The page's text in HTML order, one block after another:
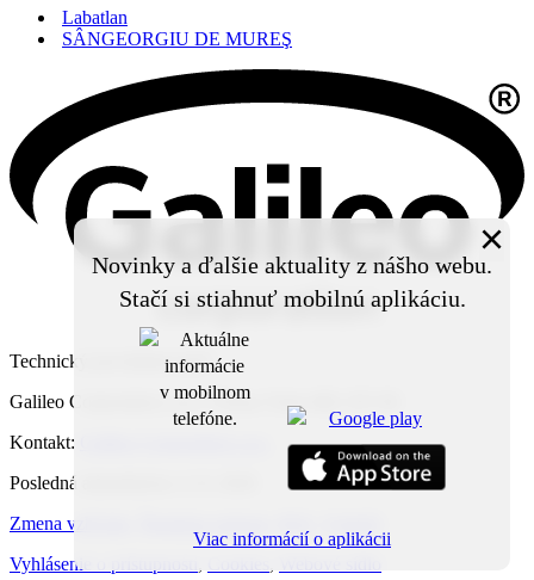
Novinky a ďalšie aktuality z nášho webu.
Stačí si stiahnuť mobilnú aplikáciu.
×
Viac informácií o aplikácii
Labatlan
SÂNGEORGIU DE MUREŞ
Technický prevádzkovateľ:
Galileo Corporation s.r.o., Čierna Voda 468, 925 06
Kontakt:
Posledná aktualizácia: 4. 8. 2026
Zmena vzhľadu
Vyhlásenie o prístupnosti